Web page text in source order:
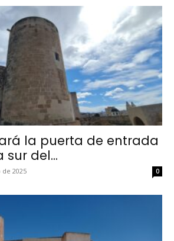
la puerta de entrada
del...
2025 0